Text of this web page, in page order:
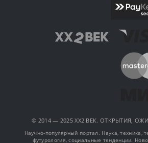
© 2014 — 2025 XX2 ВЕК. ОТКРЫТИЯ,
Научно-популярный портал. Наука, техника,
футурология, социальные тенденции.